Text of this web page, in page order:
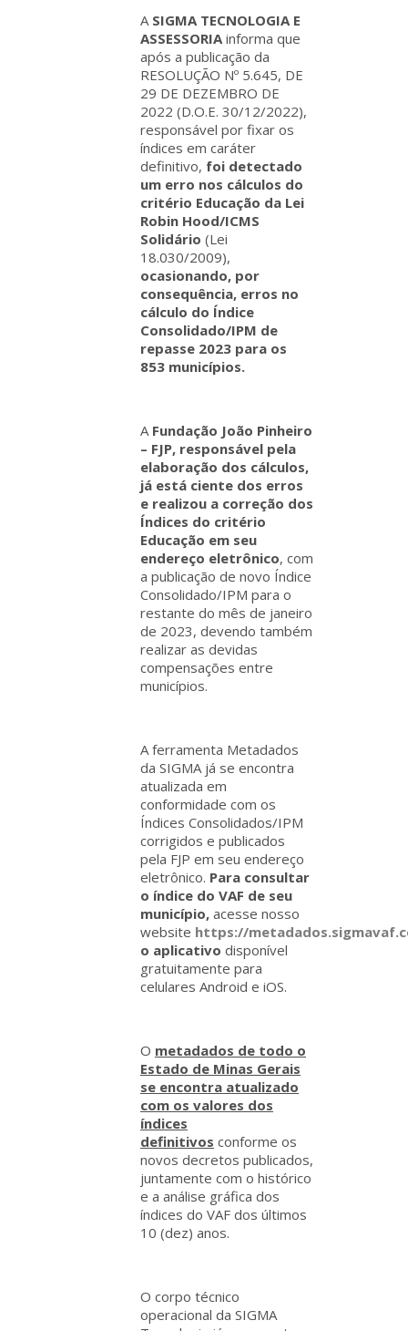
ASIGMA TECNOLOGIA E
ASSESSORIAinforma que
após a publicação da
RESOLUÇÃO Nº 5.645, DE
29 DE DEZEMBRO DE
2022 (D.O.E. 30/12/2022),
responsável por fixar os
índices em caráter
definitivo, foi detectado
um erro nos cálculos do
critério Educação da Lei
Robin Hood/ICMS
Solidário (Lei
18.030/2009),
ocasionando, por
consequência, erros no
cálculo do Índice
Consolidado/IPM de
repasse 2023 para os
853 municípios.
A Fundação João Pinheiro
– FJP, responsável pela
elaboração dos cálculos,
já está ciente dos erros
e realizou a correção dos
Índices do critério
Educação em seu
endereço eletrônico, com
a publicação de novo Índice
Consolidado/IPM para o
restante do mês de janeiro
de 2023, devendo também
realizar as devidas
compensações entre
municípios.
A ferramenta Metadados
da SIGMA já se encontra
atualizada em
conformidade com os
Índices Consolidados/IPM
corrigidos e publicados
pela FJP em seu endereço
eletrônico. Para consultar
o índice do VAF de seu
município, acesse nosso
website https://
o aplicativo disponível
gratuitamente para
celulares Android e iOS.
O metadados de todo o
Estado de Minas Gerais
se encontra atualizado
com os valores dos
índices
definitivos conforme os
novos decretos publicados,
juntamente com o histórico
e a análise gráfica dos
índices do VAF dos últimos
10 (dez) anos.
O corpo técnico
operacional da SIGMA